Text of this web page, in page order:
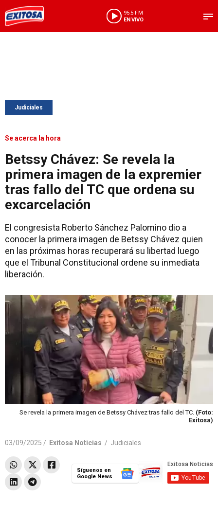
95.5 FM
EN VIVO
Judiciales
Se acerca la hora
Betssy Chávez: Se revela la
primera imagen de la expremier
tras fallo del TC que ordena su
excarcelación
El congresista Roberto Sánchez Palomino dio a
conocer la primera imagen de Betssy Chávez quien
en las próximas horas recuperará su libertad luego
que el Tribunal Constitucional ordene su inmediata
liberación.
Se revela la primera imagen de Betssy Chávez tras fallo del TC. (Foto:
Exitosa)
03/09/2025 / Exitosa Noticias / Judiciales
Síguenos en
Google News